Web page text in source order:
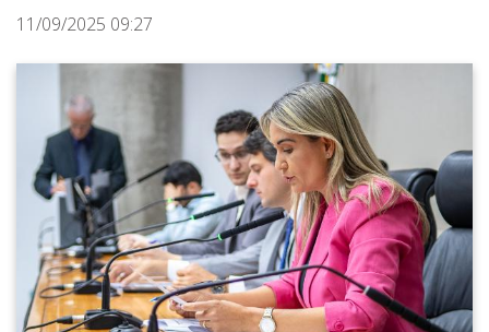
11/09/2025 09:27